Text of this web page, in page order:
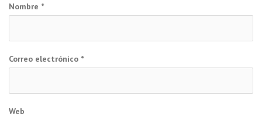
Nombre *
Correo electrónico *
Web